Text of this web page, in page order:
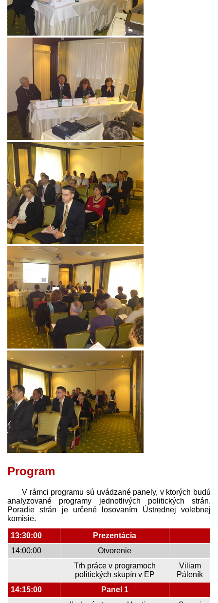
Program
V rámci programu sú uvádzané panely, v ktorých budú
analyzované programy jednotlivých politických strán.
Poradie strán je určené losovaním Ústrednej volebnej
komisie.
13:30:00
Prezentácia
14:00:00
Otvorenie
Trh práce v programoch
politických skupín v EP
Viliam
Páleník
14:15:00
Panel 1